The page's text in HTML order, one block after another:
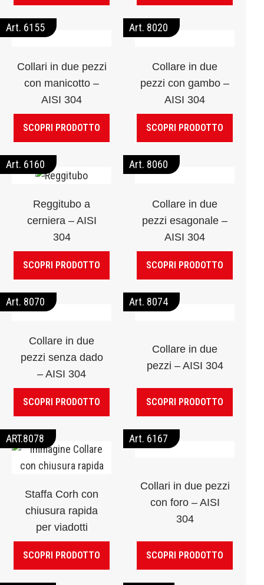
Art. 6155
Collari in due pezzi
con manicotto –
AISI 304
SCOPRI PRODOTTO
Art. 8020
Collare in due
pezzi con gambo –
AISI 304
SCOPRI PRODOTTO
Art. 6160
Reggitubo a
cerniera – AISI
304
SCOPRI PRODOTTO
Art. 8060
Collare in due
pezzi esagonale –
AISI 304
SCOPRI PRODOTTO
Art. 8070
Collare in due
pezzi senza dado
– AISI 304
SCOPRI PRODOTTO
Art. 8074
Collare in due
pezzi – AISI 304
SCOPRI PRODOTTO
ART.8078
Staffa Corh con
chiusura rapida
per viadotti
SCOPRI PRODOTTO
Art. 6167
Collari in due pezzi
con foro – AISI
304
SCOPRI PRODOTTO